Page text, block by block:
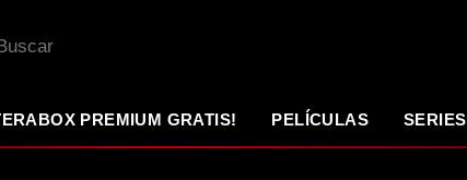
PREMIUM GRATIS! PELÍCULAS SERIES